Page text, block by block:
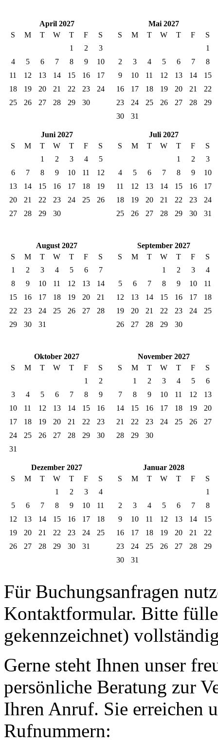
April 2027
S
M T W T F
S
1
2
3
4
5 6 7 8 9
10
11
12 13 14 15 16
17
18
19 20 21 22 23
24
25
26 27 28 29 30
Mai 2027
S
M T W T F
S
1
2
3 4 5 6 7
8
9
10 11 12 13 14
15
16
17 18 19 20 21
22
23
24 25 26 27 28
29
30
31
Juni 2027
S
M T W T F
S
1
2 3 4
5
6
7 8 9 10 11
12
13
14 15 16 17 18
19
20
21 22 23 24 25
26
27
28 29 30
Juli 2027
S
M T W T F
S
1
2
3
4
5 6 7 8 9
10
11
12 13 14 15 16
17
18
19 20 21 22 23
24
25
26 27 28 29 30 31
August 2027
S
M T W T F
S
1
2 3 4 5 6
7
8
9 10 11 12 13
14
15
16 17 18 19 20
21
22
23 24 25 26 27
28
29
30 31
September 2027
S
M T W T F
S
1
2 3
4
5
6 7 8 9 10
11
12
13 14 15 16 17
18
19
20 21 22 23 24
25
26
27 28 29 30
Oktober 2027
S
M T W T F
S
1
2
3
4 5 6 7 8
9
10
11 12 13 14 15
16
17
18 19 20 21 22
23
24
25 26 27 28 29
30
31
November 2027
S
M T W T F
S
1
2 3 4 5
6
7
8 9 10 11 12
13
14
15 16 17 18 19
20
21
22 23 24 25 26
27
28
29 30
Dezember 2027
S
M T W T F
S
1
2 3
4
5
6 7 8 9 10
11
12
13 14 15 16 17
18
19
20 21 22 23 24
25
26
27 28 29 30 31
Januar 2028
S
M T W T F
S
1
2
3 4 5 6 7
8
9
10 11 12 13 14
15
16
17 18 19 20 21
22
23
24 25 26 27 28
29
30
31
Für Buchungsanfragen
Kontaktformular. Bitte
gekennzeichnet)
Gerne steht Ihnen unser
persönliche Beratung zur
Ihren Anruf. Sie erreichen
Rufnummern: